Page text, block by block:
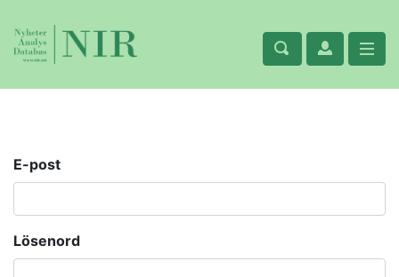
E-post
Lösenord